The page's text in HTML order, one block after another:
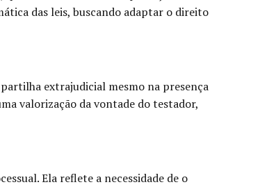
das leis, buscando adaptar o direito
extrajudicial mesmo na presença
valorização da vontade do testador,
Ela reflete a necessidade de o